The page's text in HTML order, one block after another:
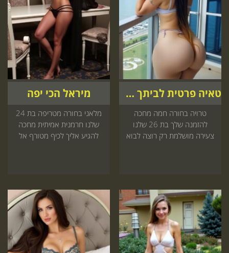
טאיה פרטית לביתך מלון
טרויה בחורה חמה מחכה
להזמנה שלך בת 26 שלנו
צעירה מושלמת רק רוצה לבוא
מיראל הכי יפה
מלאני בחורה מטריפה בת 24
שלנו חרמנית אמיתית מחכה
להגיע אליך לכיף מטורף אל